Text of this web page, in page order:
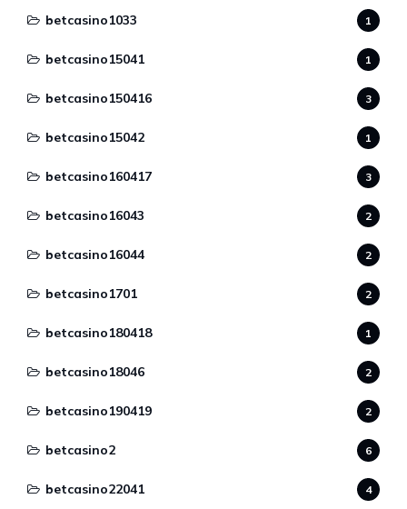
betcasino1033 1
betcasino15041 1
betcasino150416 3
betcasino15042 1
betcasino160417 3
betcasino16043 2
betcasino16044 2
betcasino1701 2
betcasino180418 1
betcasino18046 2
betcasino190419 2
betcasino2 6
betcasino22041 4